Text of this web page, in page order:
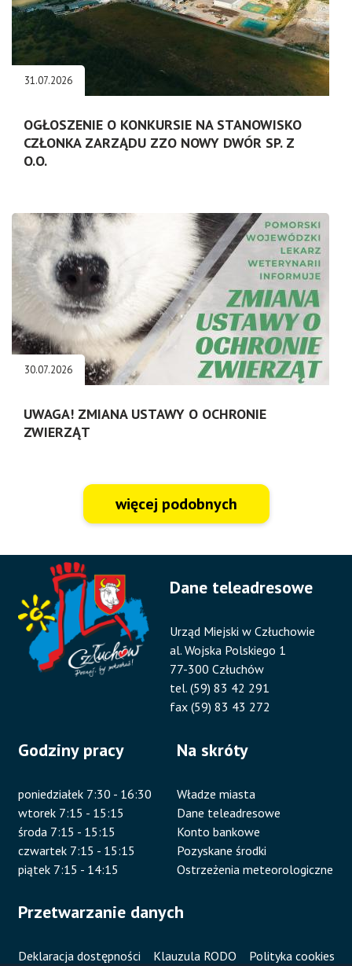
31.07.2026
OGŁOSZENIE O KONKURSIE NA STANOWISKO
CZŁONKA ZARZĄDU ZZO NOWY DWÓR SP. Z
O.O.
30.07.2026
UWAGA! ZMIANA USTAWY O OCHRONIE
ZWIERZĄT
więcej podobnych
Dane teleadresowe
Urząd Miejski w Człuchowie
al. Wojska Polskiego 1
77-300 Człuchów
tel. (59) 83 42 291
fax (59) 83 43 272
Godziny pracy
poniedziałek 7:30 - 16:30
wtorek 7:15 - 15:15
środa 7:15 - 15:15
czwartek 7:15 - 15:15
piątek 7:15 - 14:15
Na skróty
Władze miasta
Dane teleadresowe
Konto bankowe
Pozyskane środki
Ostrzeżenia meteorologiczne
Przetwarzanie danych
Deklaracja dostępności Klauzula RODO Polityka cookies